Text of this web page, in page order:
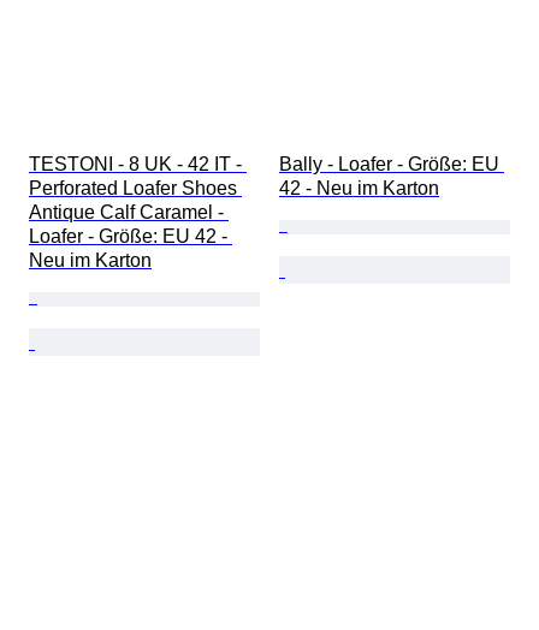
TESTONI - 8 UK - 42 IT -
Perforated Loafer Shoes
Antique Calf Caramel -
Loafer - Größe: EU 42 -
Neu im Karton
Bally - Loafer - Größe: EU
42 - Neu im Karton